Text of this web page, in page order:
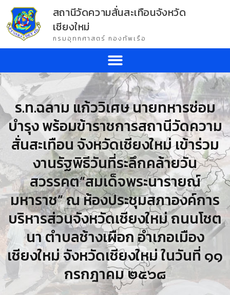
สถานีวัดความสั่นสะเทือนจังหวัด
เชียงใหม่
กรมอุทกศาสตร์ กองทัพเรือ
ร.ท.ฉลาม แก้ววิเศษ นายทหารซ่อม
บำรุง พร้อมข้าราชการสถานีวัดความ
สั่นสะเทือน จังหวัดเชียงใหม่ เข้าร่วม
งานรัฐพิธีวันที่ระลึกคล้ายวัน
สวรรคต“สมเด็จพระนารายณ์
มหาราช” ณ ห้องประชุมสภาองค์การ
บริหารส่วนจังหวัดเชียงใหม่ ถนนโชต
นา ตำบลช้างเผือก อำเภอเมือง
เชียงใหม่ จังหวัดเชียงใหม่ ในวันที่ ๑๑
กรกฎาคม ๒๕๖๘